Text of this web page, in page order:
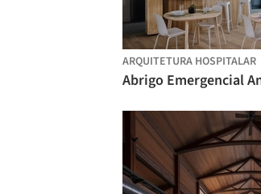
ARQUITETURA HOSPITALAR